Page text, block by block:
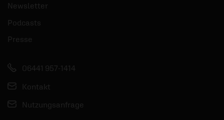
Newsletter
Podcasts
Presse
06441 957-1414
Kontakt
Nutzungsanfrage